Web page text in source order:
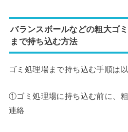
バランスボールなどの粗大ゴ
まで持ち込む方法
ゴミ処理場まで持ち込む手順は
①ゴミ処理場に持ち込む前に、
連絡